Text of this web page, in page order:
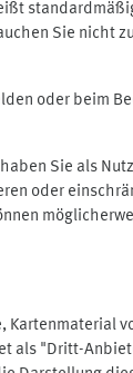
Sie nicht
oder beim
Sie als
oder
"Dritt-